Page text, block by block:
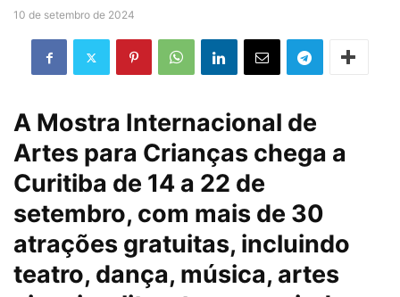
10 de setembro de 2024
A Mostra Internacional de
Artes para Crianças chega a
Curitiba de 14 a 22 de
setembro, com mais de 30
atrações gratuitas, incluindo
teatro, dança, música, artes